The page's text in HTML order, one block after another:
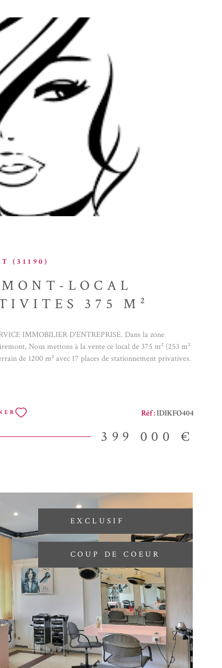
inclus charge vendeur Réf MBR851299
LE BIEN
(31190)
LOCAL
375 M²
IMMOBILIER D'ENTREPRISE. Dans la zone
Nous mettons à la vente ce local de 375 m² (253 m²
de 1200 m² avec 17 places de stationnement privatives.
d'une grande hauteur sous plafond, isolé, avec bureaux et
Il se compose de 4 cellules avec porte de garage grande
et mezzanines bureau, qu'il est possible de louer en
cellule. Nous avons déjà une clientèle désireuse de
secteur en location. L'espace bureau, d'une surface de 180 m²
Votre agence immobilière se spécialise dans le droit
problème en droit de la construction? Droit de la copropriété
Réf :IDIKFO404
399 000 €
EXCLUSIF
COUP DE COEUR
LE BIEN